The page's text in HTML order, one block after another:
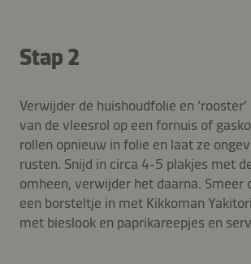
Stap 2
Verwijder de huishoudfolie en
van de vleesrol op een fornuis of
rollen opnieuw in folie en laat ze
rusten. Snijd in circa 4-5 plakjes met
omheen, verwijder het daarna. Smeer
een borsteltje in met Kikkoman
met bieslook en paprikareepjes en